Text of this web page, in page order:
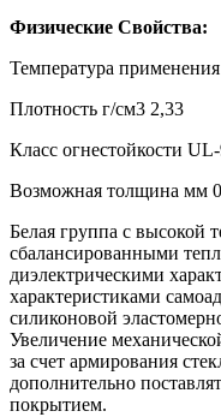
Физические Свойства:
Температура
Плотность г/см3 2,33
Класс огнестойкости
Возможная толщина мм
Белая группа с высокой
сбалансированными
диэлектрическими
характеристиками
силиконовой
Увеличение
за счет армирования
дополнительно
покрытием.